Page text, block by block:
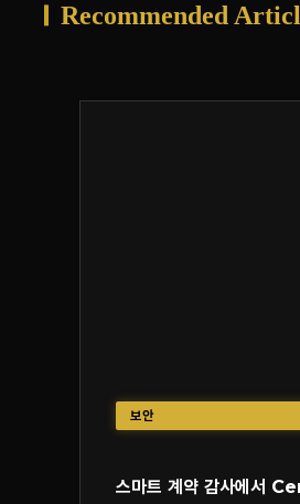
Recommended
보안
스마트 계약 감사에서